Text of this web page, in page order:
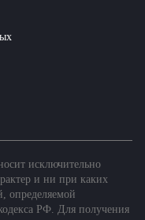
исключительно
и ни при каких
определяемой
РФ. Для получения